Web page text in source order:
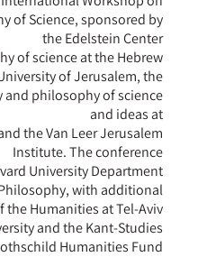
of Science, sponsored by
the Edelstein Center
of science at the Hebrew
of Jerusalem, the
philosophy of science
and ideas at
the Van Leer Jerusalem
Institute. The conference
University Department
with additional
the Humanities at Tel-Aviv
and the Kant-Studies
Humanities Fund